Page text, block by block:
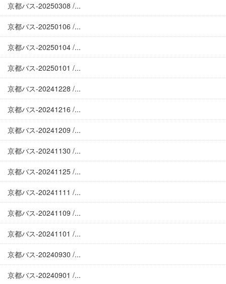
京都バス-20250308 /...
京都バス-20250106 /...
京都バス-20250104 /...
京都バス-20250101 /...
京都バス-20241228 /...
京都バス-20241216 /...
京都バス-20241209 /...
京都バス-20241130 /...
京都バス-20241125 /...
京都バス-20241111 /...
京都バス-20241109 /...
京都バス-20241101 /...
京都バス-20240930 /...
京都バス-20240901 /...